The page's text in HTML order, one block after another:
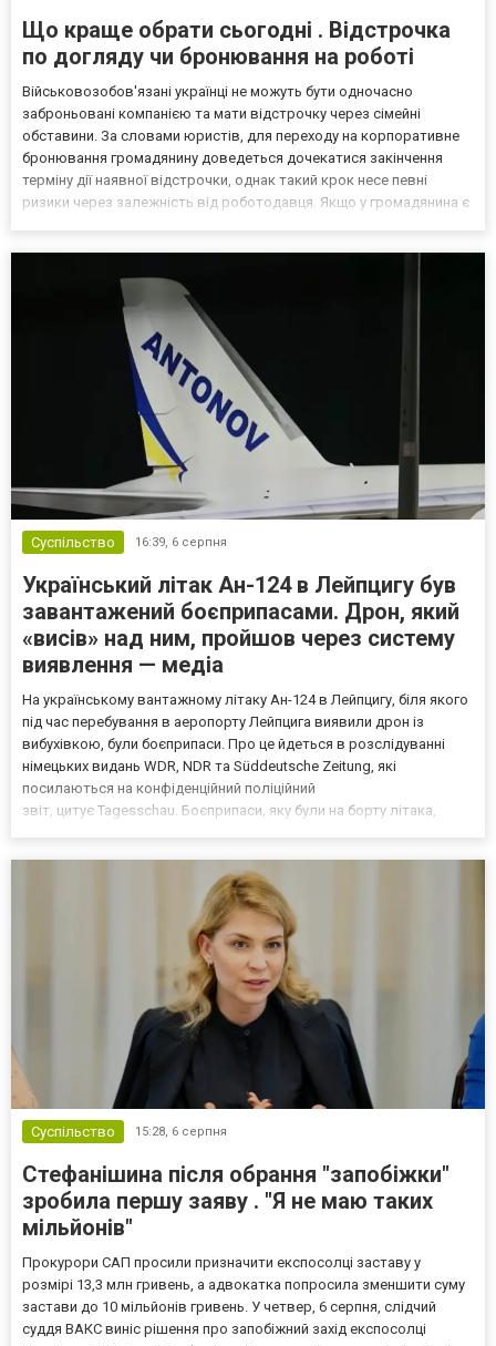
Що краще обрати сьогодні . Відстрочка
по догляду чи бронювання на роботі
Військовозобов'язані українці не можуть бути одночасно
заброньовані компанією та мати відстрочку через сімейні
обставини. За словами юристів, для переходу на корпоративне
бронювання громадянину доведеться дочекатися закінчення
терміну дії наявної відстрочки, однак такий крок несе певні
ризики через залежність від роботодавця. Якщо у громадянина є
Суспільство 16:39, 6 серпня
Український літак Ан-124 в Лейпцигу був
завантажений боєприпасами. Дрон, який
«висів» над ним, пройшов через систему
виявлення — медіа
На українському вантажному літаку Ан-124 в Лейпцигу, біля якого
під час перебування в аеропорту Лейпцига виявили дрон із
вибухівкою, були боєприпаси. Про це йдеться в розслідуванні
німецьких видань WDR, NDR та Süddeutsche Zeitung, які
посилаються на конфіденційний поліційний
звіт, цитує Tagesschau. Боєприпаси, яку були на борту літака,
Суспільство 15:28, 6 серпня
Стефанішина після обрання "запобіжки"
зробила першу заяву . "Я не маю таких
мільйонів"
Прокурори САП просили призначити експосолці заставу у
розмірі 13,3 млн гривень, а адвокатка попросила зменшити суму
застави до 10 мільйонів гривень. У четвер, 6 серпня, слідчий
суддя ВАКС виніс рішення про запобіжний захід експосолці